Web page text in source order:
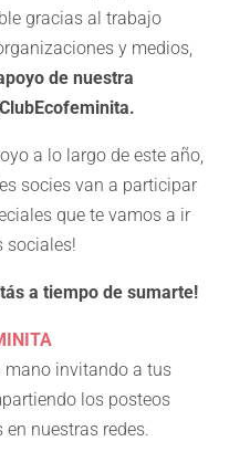
gracias al trabajo
y medios,
de nuestra
a lo largo de este año,
socies van a participar
que te vamos a ir
sociales!
a tiempo de sumarte!
mano invitando a tus
los posteos
en nuestras redes.